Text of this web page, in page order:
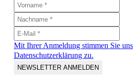
Mit Ihrer Anmeldung stimmen Sie
Datenschutzerklärung zu.